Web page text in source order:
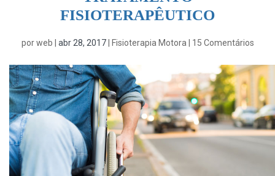
FISIOTERAPÊUTICO
porweb abr 28, 2017| Fisioterapia Motora| 15 Comentários